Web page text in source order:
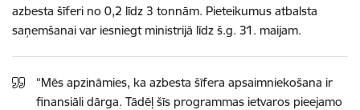
azbesta šīferi no 0,2 līdz 3 tonnām. Pieteikumus atbalsta
saņemšanai var iesniegt ministrijā līdz š.g. 31. maijam.
“Mēs apzināmies, ka azbesta šīfera apsaimniekošana ir
finansiāli dārga. Tādēļ šīs programmas ietvaros pieejamo